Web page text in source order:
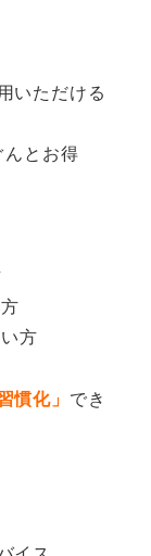
いただける
んとお得
方
慣化」 でき